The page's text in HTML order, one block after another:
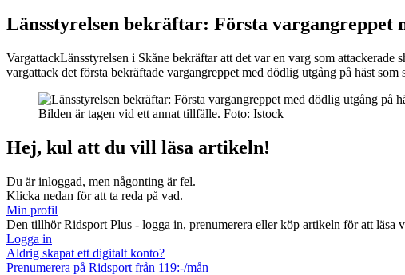
Länsstyrelsen bekräftar: Första vargangreppet
VargattackLänsstyrelsen i Skåne bekräftar att det var en varg som
vargattack det första bekräftade vargangreppet med dödlig utgång på häst som
Bilden är tagen vid ett annat tillfälle. Foto: Istock
Hej, kul att du vill läsa artikeln!
Du är inloggad, men någonting är fel.
Klicka nedan för att ta reda på vad.
Min profil
Den tillhör Ridsport Plus - logga in, prenumerera eller köp artikeln för att läsa
Logga in
Aldrig skapat ett digitalt konto?
Prenumerera på Ridsport från 119:-/mån